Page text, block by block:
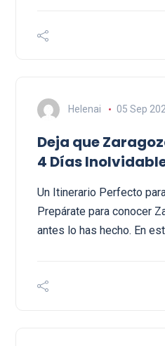
Helenai 05 Sep
Deja que
4 Días
Un Itinerario Perfecto
Prepárate para conocer
antes lo has hecho. En